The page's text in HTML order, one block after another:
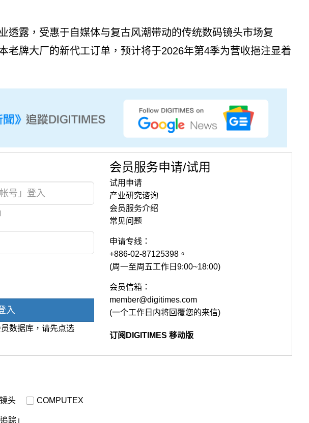
透露，受惠于自媒体与复古风潮带动的传统数码镜头市场复
老牌大厂的新代工订单，预计将于2026年第4季为营收挹注显着
入
数据库，请先点选
会员服务申请/试用
试用申请
产业研究谘询
会员服务介绍
常见问题
申请专线：
+886-02-87125398。
(周一至周五工作日9:00~18:00)
会员信箱：
member@digitimes.com
(一个工作日内将回覆您的来信)
订阅DIGITIMES 移动版
头 COMPUTEX
踪」